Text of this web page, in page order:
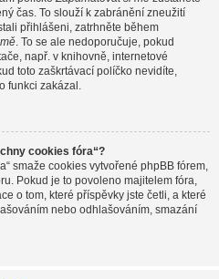
čas. To slouží k zabránění zneužití
přihlášeni, zatrhněte během
. To se ale nedoporučuje, pokud
např. v knihovně, internetové
toto zaškrtávací políčko nevidíte,
funkci zakázal.
cookies fóra“?
smaže cookies vytvořené phpBB fórem,
Pokud je to povoleno majitelem fóra,
o tom, které příspěvky jste četli, a které
nebo odhlašováním, smazání